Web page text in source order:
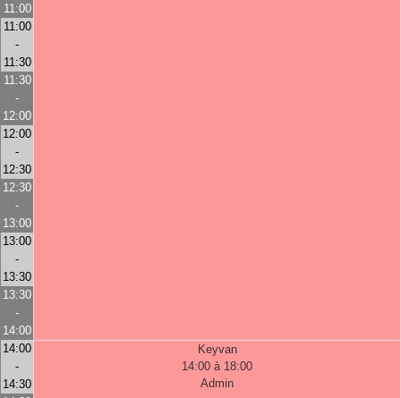
11:00
11:00
-
11:30
11:30
-
12:00
12:00
-
12:30
12:30
-
13:00
13:00
-
13:30
13:30
-
14:00
14:00
-
14:30
Keyvan
14:00 à 18:00
Admin